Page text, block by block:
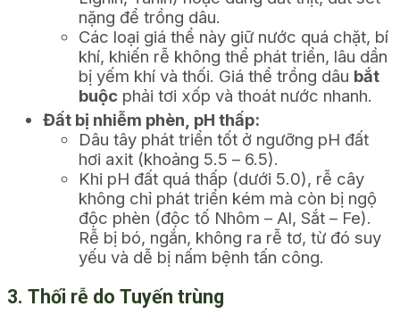
nặng để trồng dâu.
Các loại giá thể này giữ nước quá chặt, bí
khí, khiến rễ không thể phát triển, lâu dần
bị yếm khí và thối. Giá thể trồng dâu bắt
buộc phải tơi xốp và thoát nước nhanh.
Đất bị nhiễm phèn, pH thấp:
Dâu tây phát triển tốt ở ngưỡng pH đất
hơi axit (khoảng 5.5 – 6.5).
Khi pH đất quá thấp (dưới 5.0), rễ cây
không chỉ phát triển kém mà còn bị ngộ
độc phèn (độc tố Nhôm – Al, Sắt – Fe).
Rễ bị bó, ngắn, không ra rễ tơ, từ đó suy
yếu và dễ bị nấm bệnh tấn công.
3. Thối rễ do Tuyến trùng